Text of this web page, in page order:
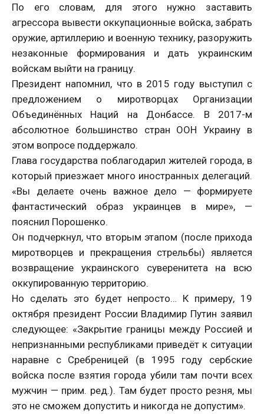
По его словам, для этого нужно заставить
агрессора вывести оккупационные войска, забрать
оружие, артиллерию и военную технику, разоружить
незаконные формирования и дать украинским
войскам выйти на границу.
Президент напомнил, что в 2015 году выступил с
предложением о миротворцах Организации
Объединённых Наций на Донбассе. В 2017-м
абсолютное большинство стран ООН Украину в
этом вопросе поддержало.
Глава государства поблагодарил жителей города, в
который приезжает много иностранных делегаций.
«Вы делаете очень важное дело — формируете
фантастический образ украинцев в мире», —
пояснил Порошенко.
Он подчеркнул, что вторым этапом (после прихода
миротворцев и прекращения стрельбы) является
возвращение украинского суверенитета на всю
оккупированную территорию.
Но сделать это будет непросто… К примеру, 19
октября президент России Владимир Путин заявил
следующее: «Закрытие границы между Россией и
непризнанными республиками приведёт к ситуации
наравне с Сребреницей (в 1995 году сербские
войска после взятия города убили там почти всех
мужчин — прим. ред.). Там будет просто резня, мы
это не сможем допустить и никогда не допустим».